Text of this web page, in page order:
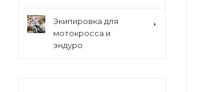
Экипировка для
мотокросса и
эндуро